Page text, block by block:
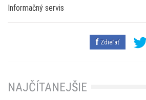
Informačný servis
Zdieľať
NAJČÍTANEJŠIE